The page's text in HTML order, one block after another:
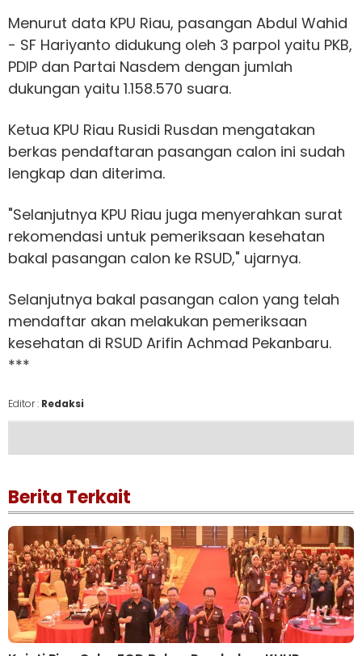
Menurut data KPU Riau, pasangan Abdul Wahid
- SF Hariyanto didukung oleh 3 parpol yaitu PKB,
PDIP dan Partai Nasdem dengan jumlah
dukungan yaitu 1.158.570 suara.
Ketua KPU Riau Rusidi Rusdan mengatakan
berkas pendaftaran pasangan calon ini sudah
lengkap dan diterima.
"Selanjutnya KPU Riau juga menyerahkan surat
rekomendasi untuk pemeriksaan kesehatan
bakal pasangan calon ke RSUD," ujarnya.
Selanjutnya bakal pasangan calon yang telah
mendaftar akan melakukan pemeriksaan
kesehatan di RSUD Arifin Achmad Pekanbaru.
***
Editor : Redaksi
Berita Terkait